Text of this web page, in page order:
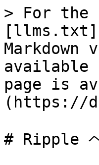
> For the
available
page is
(https://
# Ripple ヘ